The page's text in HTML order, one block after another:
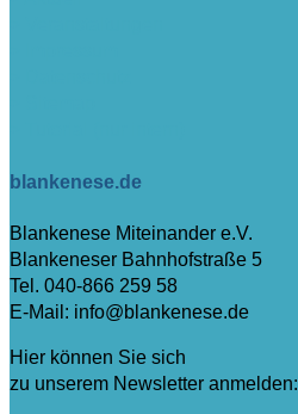
blankenese.de
Blankenese Miteinander e.V.
Blankeneser Bahnhofstraße 5
Tel. 040-866 259 58
E-Mail: info@blankenese.de
Hier können Sie sich
zu unserem Newsletter anmelden: